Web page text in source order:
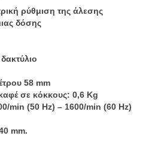
ρύθμιση της άλεσης
δόσης
58 mm
σε κόκκους: 0,6 Kg
min (50 Hz) – 1600/min (60 Hz)
mm.